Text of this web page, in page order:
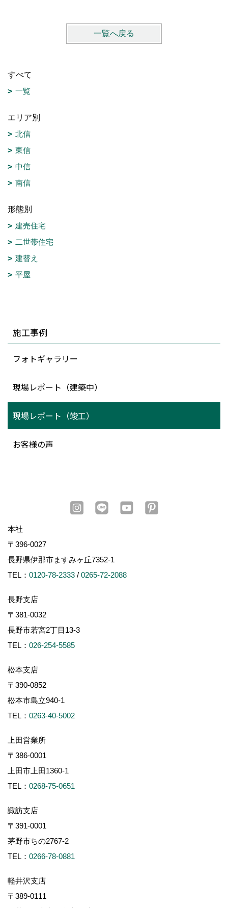
一覧へ戻る
すべて
一覧
エリア別
北信
東信
中信
南信
形態別
建売住宅
二世帯住宅
建替え
平屋
施工事例
フォトギャラリー
現場レポート（建築中）
現場レポート（竣工）
お客様の声
本社
〒396-0027
長野県伊那市ますみヶ丘7352-1
TEL： 0120-78-2333 / 0265-72-2088
長野支店
〒381-0032
長野市若宮2丁目13-3
TEL： 026-254-5585
松本支店
〒390-0852
松本市島立940-1
TEL： 0263-40-5002
上田営業所
〒386-0001
上田市上田1360-1
TEL： 0268-75-0651
諏訪支店
〒391-0001
茅野市ちの2767-2
TEL： 0266-78-0881
軽井沢支店
〒389-0111